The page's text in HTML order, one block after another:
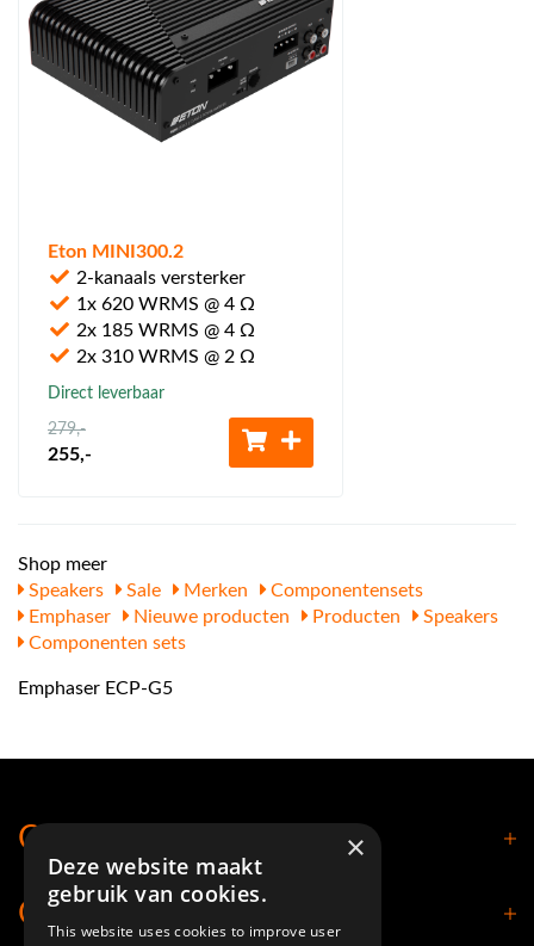
Eton MINI300.2
2-kanaals versterker
1x 620 WRMS @ 4 Ω
2x 185 WRMS @ 4 Ω
2x 310 WRMS @ 2 Ω
Direct leverbaar
279,-
255,-
Shop meer
Speakers
Sale Merken
Componentensets
Emphaser
Nieuwe producten Producten
Speakers
Componenten sets
Emphaser ECP-G5
Contact
Openingstijden
×
Deze website maakt
gebruik van cookies.
This website uses cookies to improve user